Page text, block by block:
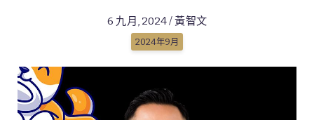
6 九月, 2024 / 黃智文
2024年9月